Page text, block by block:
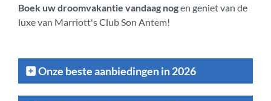
Boek uw droomvakantie vandaag nogen geniet van de
luxe van Marriott's Club Son Antem!
Onze beste aanbiedingen in 2026